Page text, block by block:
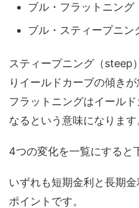
ブル・フラットニング
ブル・スティープニン
スティープニング（steep
りイールドカーブの傾き
フラットニングはイール
なるという意味になります
4つの変化を一覧にすると
いずれも短期金利と長期
ポイントです。